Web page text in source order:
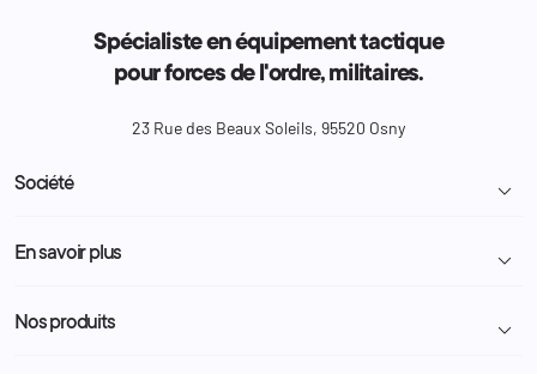
Spécialiste en équipement tactique
pour forces de l'ordre, militaires.
23 Rue des Beaux Soleils, 95520 Osny
Société 
Livraison et retour colis
Demande de devis
En savoir plus 
Programme Fidélité
Nos produits 